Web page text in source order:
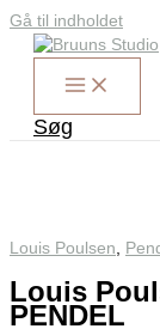
Gå til indholdet
Søg
Louis Poulsen,
Louis
PENDEL